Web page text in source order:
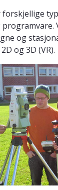
og
og 3D (VR).